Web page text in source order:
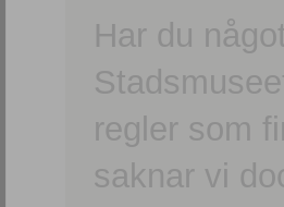
Har du
regler som
saknar vi